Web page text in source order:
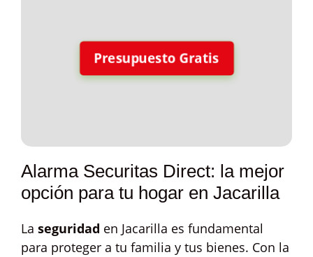
Presupuesto Gratis
Alarma Securitas Direct: la mejor
opción para tu hogar en Jacarilla
La seguridad en Jacarilla es fundamental
para proteger a tu familia y tus bienes. Con la